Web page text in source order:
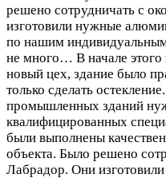
решено сотрудничать с
изготовили нужные
по нашим
не много… В начале
новый цех, здание было
только сделать
промышленных зданий
квалифицированных
были выполнены
объекта. Было решено
Лабрадор. Они